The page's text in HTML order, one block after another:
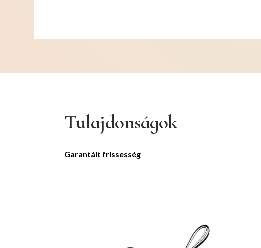
Tulajdonságok
Garantált frissesség